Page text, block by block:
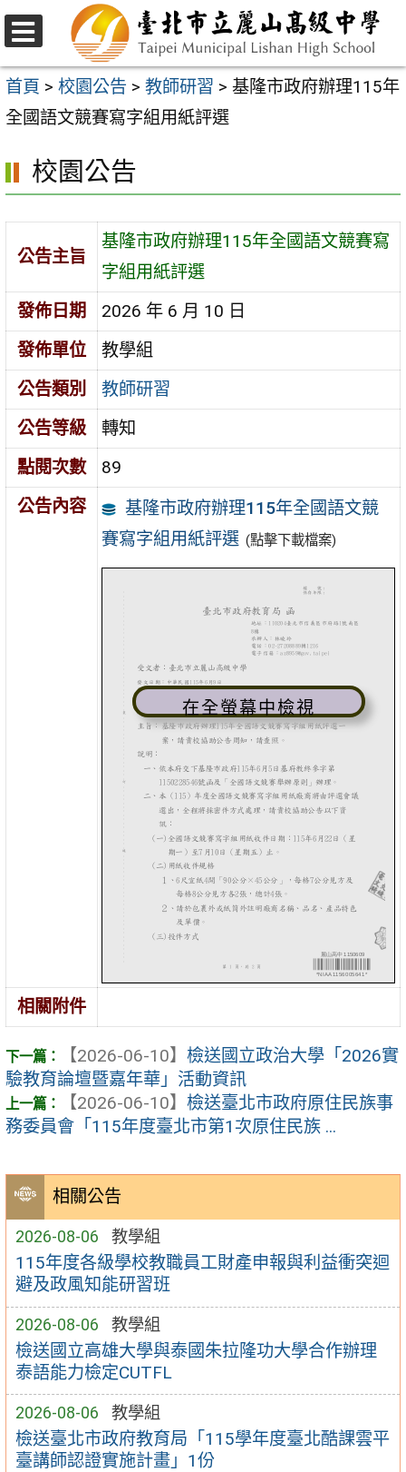
跳
至
主
要
容
區
選
單
首頁 > 校園公告 > 教師研習 > 基隆市政府辦理115年
全國語文競賽寫字組用紙評選
相關公告
2026-08-06 教學組
115年度各級學校教職員工財產申報與利益衝突迴
避及政風知能研習班
2026-08-06 教學組
檢送國立高雄大學與泰國朱拉隆功大學合作辦理
泰語能力檢定CUTFL
2026-08-06 教學組
檢送臺北市政府教育局「115學年度臺北酷課雲平
臺講師認證實施計畫」1份
校園公告
公告主旨
基隆市政府辦理115年全國語文競賽寫
字組用紙評選
發佈日期
2026 年 6 月 10 日
發佈單位
教學組
公告類別
教師研習
公告等級
轉知
點閱次數
89
公告內容
基隆市政府辦理115年全國語文競
賽寫字組用紙評選 (點擊下載檔案)
在全螢幕中檢視
相關附件
【2026-06-10】 檢送國立政治大學「2026實
驗教育論壇暨嘉年華」活動資訊
【2026-06-10】 檢送臺北市政府原住民族事
務委員會「115年度臺北市第1次原住民族 ...